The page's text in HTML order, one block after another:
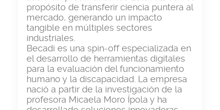
propósito de transferir ciencia puntera al
mercado, generando un impacto
tangible en múltiples sectores
industriales.
Becadi es una spin-off especializada en
el desarrollo de herramientas digitales
para la evaluación del funcionamiento
humano y la discapacidad. La empresa
nació a partir de la investigación de la
profesora Micaela Moro Ípola y ha